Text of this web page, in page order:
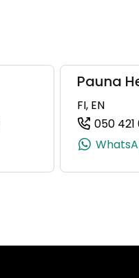
50 476 7432)
(+358409225974,
Pauna
FI, EN
050